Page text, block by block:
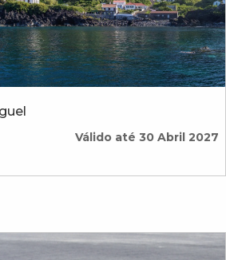
Válido até 30 Abril 2027